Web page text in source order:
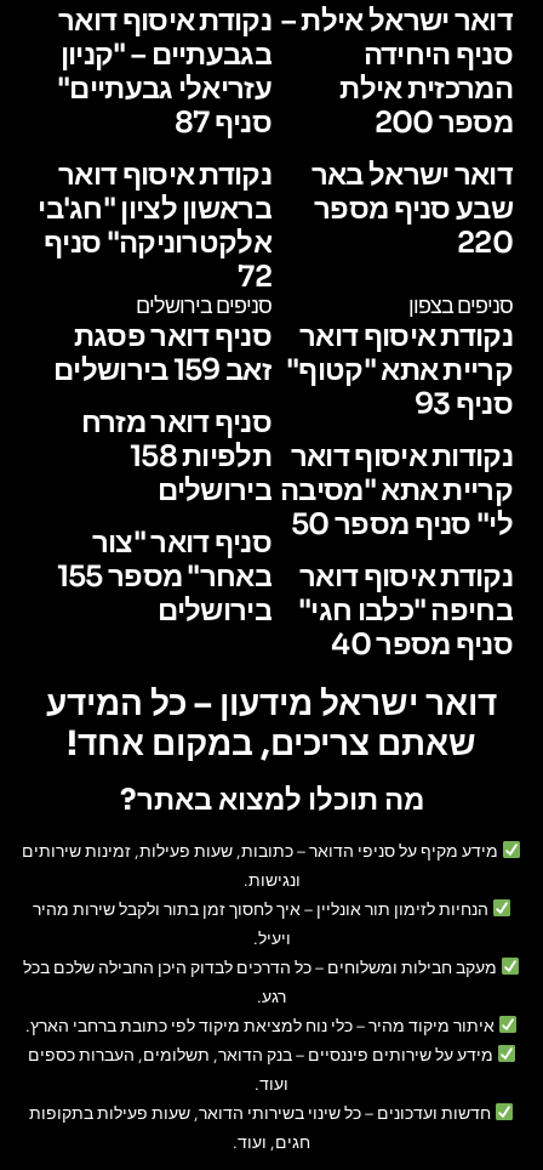
דואר ישראל אילת –
סניף היחידה
המרכזית אילת
מספר 200
דואר ישראל באר
שבע סניף מספר
220
נקודת איסוף דואר
בגבעתיים – "קניון
עזריאלי גבעתיים"
סניף 87
נקודת איסוף דואר
בראשון לציון "חג'בי
אלקטרוניקה" סניף
72
סניפים בצפון
נקודת איסוף דואר
קריית אתא "קטוף"
סניף 93
נקודות איסוף דואר
קריית אתא "מסיבה
לי" סניף מספר 50
נקודת איסוף דואר
בחיפה "כלבו חגי"
סניף מספר 40
סניפים בירושלים
סניף דואר פסגת
זאב 159 בירושלים
סניף דואר מזרח
תלפיות 158
בירושלים
סניף דואר "צור
באחר" מספר 155
בירושלים
דואר ישראל מידעון – כל המידע
שאתם צריכים, במקום אחד!
מה תוכלו למצוא באתר?
מידע מקיף על סניפי הדואר– כתובות, שעות פעילות, זמינות שירותים
ונגישות.
הנחיות לזימון תור אונליין – איך לחסוך זמן בתור ולקבל שירות מהיר
ויעיל.
מעקב חבילות ומשלוחים – כל הדרכים לבדוק היכן החבילה שלכם בכל
רגע.
איתור מיקוד מהיר– כלי נוח למציאת מיקוד לפי כתובת ברחבי הארץ.
מידע על שירותים פיננסיים – בנק הדואר, תשלומים, העברות כספים
ועוד.
חדשות ועדכונים – כל שינוי בשירותי הדואר, שעות פעילות בתקופות
חגים, ועוד.